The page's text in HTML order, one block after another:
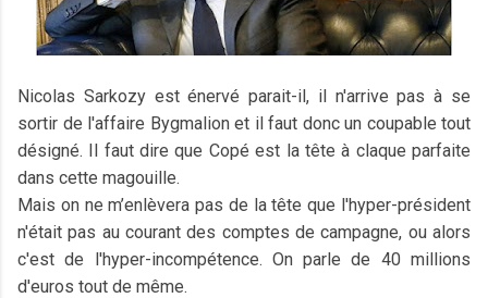
Nicolas Sarkozy est énervé parait-il, il n'arrive pas à se
sortir de l'affaire Bygmalion et il faut donc un coupable tout
désigné. Il faut dire que Copé est la tête à claque parfaite
dans cette magouille.
Mais on ne m’enlèvera pas de la tête que l'hyper-président
n'était pas au courant des comptes de campagne, ou alors
c'est de l'hyper-incompétence. On parle de 40 millions
d'euros tout de même.